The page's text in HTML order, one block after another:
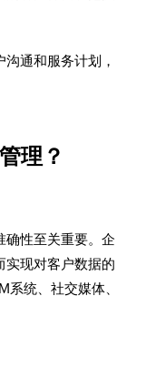
沟通和服务计划，
理？
确性至关重要。企
实现对客户数据的
系统、社交媒体、